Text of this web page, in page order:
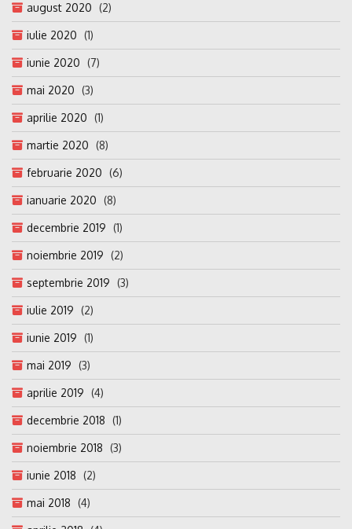
august 2020 (2)
iulie 2020 (1)
iunie 2020 (7)
mai 2020 (3)
aprilie 2020 (1)
martie 2020 (8)
februarie 2020 (6)
ianuarie 2020 (8)
decembrie 2019 (1)
noiembrie 2019 (2)
septembrie 2019 (3)
iulie 2019 (2)
iunie 2019 (1)
mai 2019 (3)
aprilie 2019 (4)
decembrie 2018 (1)
noiembrie 2018 (3)
iunie 2018 (2)
mai 2018 (4)